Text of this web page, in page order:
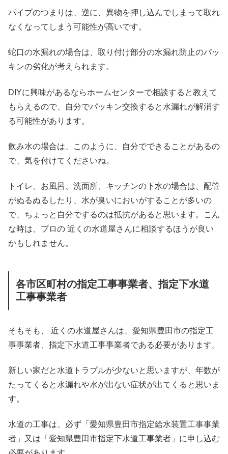
パイプのつまりは、逆に、異物を押し込んでしまって取れ
なくなってしまう可能性が高いです。
蛇口の水漏れの場合は、取り付け部分の水漏れ防止のパッ
キンの劣化が考えられます。
DIYに興味があるならホームセンターで相談すると教えて
もらえるので、自分でパッキン交換すると水漏れが解消す
る可能性があります。
飲み水の場合は、このように、自分でできることがあるの
で、気を付けてくださいね。
トイレ、お風呂、洗面所、キッチンの下水の場合は、配管
がぬるぬるしたり、水が臭いにおいがすることが多いの
で、ちょっと自分でするのは抵抗があると思います。こん
な時は、プロの 近くの水道屋さんに相談するほうが良い
かもしれません。
各市区町村の指定工事事業者、指定下水道
工事事業者
そもそも、 近くの水道屋さんは、愛知県豊田市の指定工
事事業者、指定下水道工事事業者である必要があります。
新しい家だと水道トラブルが少ないと思いますが、年数が
たってくると水漏れや水が出ない症状が出てくると思いま
す。
水道の工事は、必ず「愛知県豊田市指定給水装置工事事業
者」又は「愛知県豊田市指定下水道工事業者」に申し込む